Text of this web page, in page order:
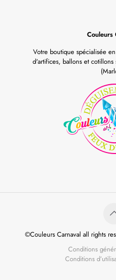
Couleurs
Votre boutique spécialisée
d'artifices, ballons et
©Couleurs Carnaval all rights
Conditions
Conditions